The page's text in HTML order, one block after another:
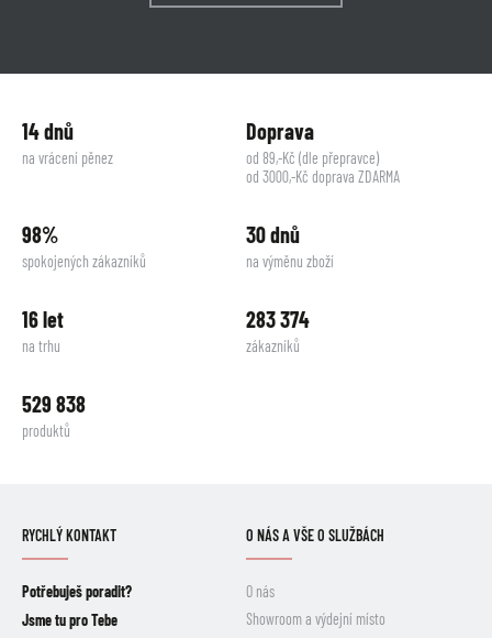
14 dnů
na vrácení pěnez
Doprava
od 89,-Kč (dle přepravce)
od 3000,-Kč doprava ZDARMA
98%
spokojených zákazníků
30 dnů
na výměnu zboží
16 let
na trhu
283 374
zákazníků
529 838
produktů
RYCHLÝ KONTAKT
Potřebuješ poradit?
Jsme tu pro Tebe
O NÁS A VŠE O SLUŽBÁCH
O nás
Showroom a výdejní místo